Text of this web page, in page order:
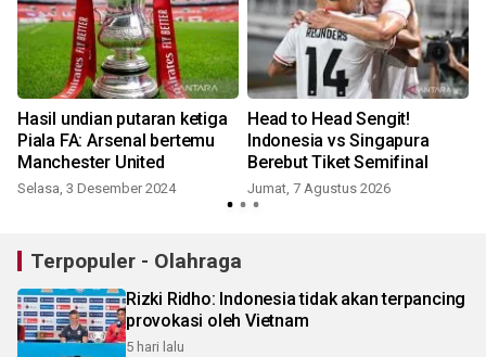
Hasil undian putaran ketiga
Piala FA: Arsenal bertemu
Manchester United
Selasa, 3 Desember 2024
Head to Head Sengit!
Indonesia vs Singapura
Berebut Tiket Semifinal
Jumat, 7 Agustus 2026
Terpopuler - Olahraga
Rizki Ridho: Indonesia tidak akan terpancing
provokasi oleh Vietnam
5 hari lalu